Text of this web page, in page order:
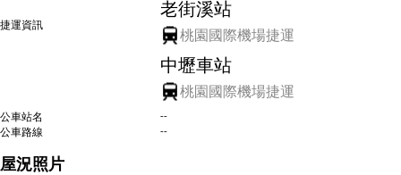
捷運資訊
老街溪站
桃園國際機場捷運
中壢車站
桃園國際機場捷運
公車站名
--
公車路線
--
屋況照片